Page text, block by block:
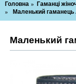
Головна Гаманці
Маленький